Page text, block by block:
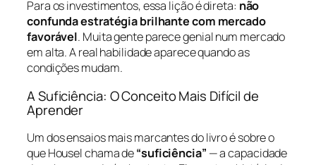
Para os investimentos, essa lição é direta: não
confunda estratégia brilhante com mercado
favorável. Muita gente parece genial num mercado
em alta. A real habilidade aparece quando as
condições mudam.
A Suficiência: O Conceito Mais Difícil de
Aprender
Um dos ensaios mais marcantes do livro é sobre o
que Housel chama de“suficiência” — a capacidade